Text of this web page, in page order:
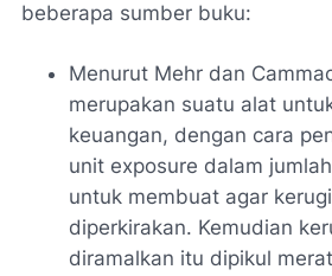
beberapa sumber buku:
Menurut Mehr dan
merupakan suatu alat
keuangan, dengan cara
unit exposure dalam
untuk membuat agar
diperkirakan. Kemudian
diramalkan itu dipikul